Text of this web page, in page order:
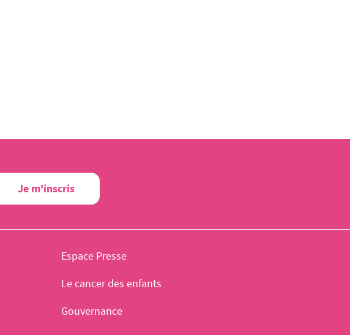
Je m'inscris
Espace Presse
Le cancer des enfants
Gouvernance